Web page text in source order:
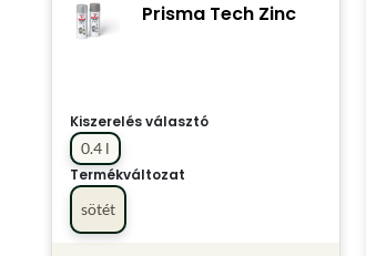
Prisma Tech Zinc
Kiszerelés választó
0.4 l
Termékváltozat
sötét